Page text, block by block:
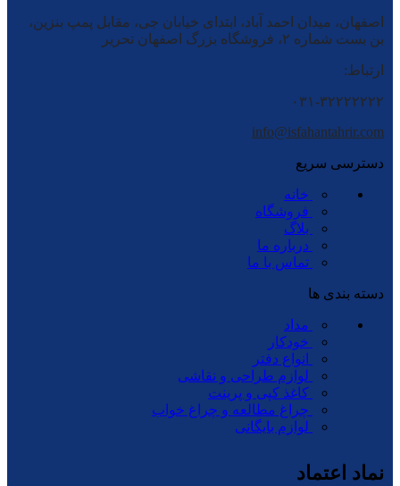
اصفهان، میدان احمد آباد، ابتدای خیابان جی، مقابل پمپ بنزین،
بن بست شماره ۲، فروشگاه بزرگ اصفهان تحریر
ارتباط:
۰۳۱-۳۲۲۲۲۲۲۲
info@isfahantahrir.com
دسترسی سریع
خانه
فروشگاه
بلاگ
درباره ما
تماس با ما
دسته بندی ها
مداد
خودکار
انواع دفتر
لوازم طراحی و نقاشی
کاغذ کپی و پرینت
چراغ مطالعه و چراغ خواب
لوازم بایگانی
نماد اعتماد